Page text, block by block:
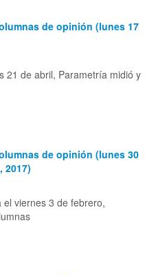
de opinión (lunes 17
21 de abril, Parametría midió y
de opinión (lunes 30
2017)
viernes 3 de febrero,